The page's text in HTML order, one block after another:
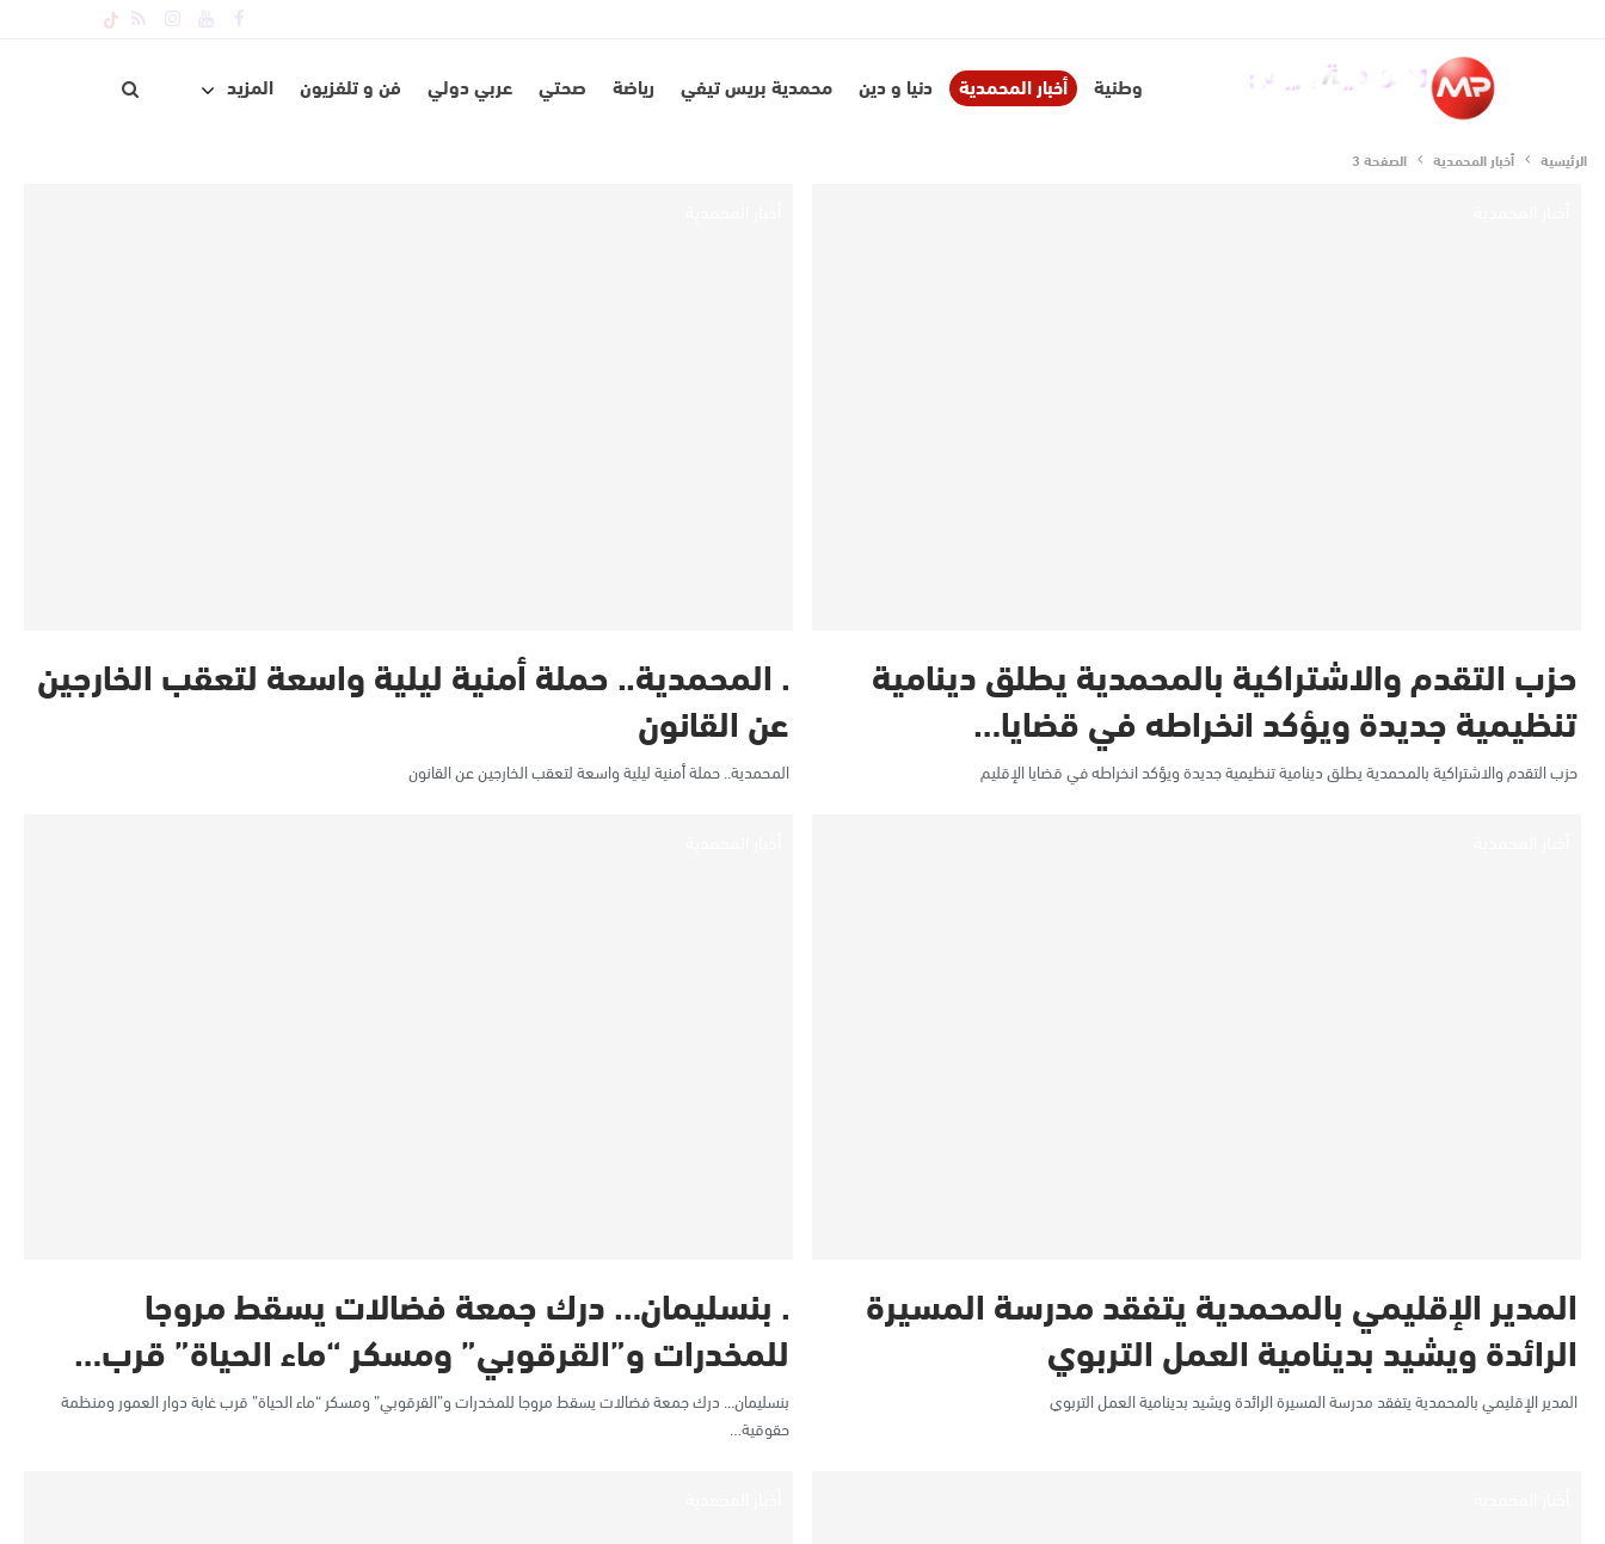
وطنية أخبار المحمدية دنيا و دين محمدية بريس تيفي رياضة صحتي عربي دولي فن و تلفزيون المزيد
الرئيسية أخبار المحمدية الصفحة 3
حزب التقدم والاشتراكية بالمحمدية يطلق دينامية
تنظيمية جديدة ويؤكد انخراطه في قضايا…
حزب التقدم والاشتراكية بالمحمدية يطلق دينامية تنظيمية جديدة ويؤكد انخراطه في قضايا الإقليم
. المحمدية.. حملة أمنية ليلية واسعة لتعقب الخارجين
عن القانون
المحمدية.. حملة أمنية ليلية واسعة لتعقب الخارجين عن القانون
المدير الإقليمي بالمحمدية يتفقد مدرسة المسيرة
الرائدة ويشيد بدينامية العمل التربوي
المدير الإقليمي بالمحمدية يتفقد مدرسة المسيرة الرائدة ويشيد بدينامية العمل التربوي
. بنسليمان… درك جمعة فضالات يسقط مروجا
للمخدرات و”القرقوبي” ومسكر “ماء الحياة” قرب…
بنسليمان... درك جمعة فضالات يسقط مروجا للمخدرات و”القرقوبي” ومسكر “ماء الحياة” قرب غابة دوار العمور ومنظمة
حقوقية…